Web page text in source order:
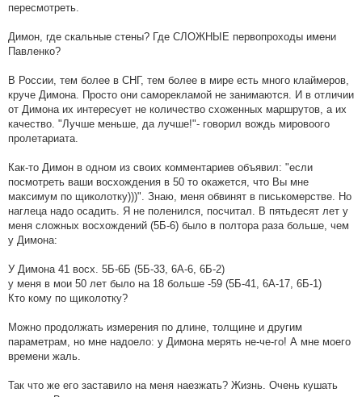
пересмотреть.
Димон, где скальные стены? Где СЛОЖНЫЕ первопроходы имени
Павленко?
В России, тем более в СНГ, тем более в мире есть много клаймеров,
круче Димона. Просто они саморекламой не занимаются. И в отличии
от Димона их интересует не количество схоженных маршрутов, а их
качество. "Лучше меньше, да лучше!"- говорил вождь мировоого
пролетариата.
Как-то Димон в одном из своих комментариев объявил: "если
посмотреть ваши восхождения в 50 то окажется, что Вы мне
максимум по щиколотку)))". Знаю, меня обвинят в писькомерстве. Но
наглеца надо осадить. Я не поленился, посчитал. В пятьдесят лет у
меня сложных восхождений (5Б-6) было в полтора раза больше, чем
у Димона:
У Димона 41 восх. 5Б-6Б (5Б-33, 6А-6, 6Б-2)
у меня в мои 50 лет было на 18 больше -59 (5Б-41, 6А-17, 6Б-1)
Кто кому по щиколотку?
Можно продолжать измерения по длине, толщине и другим
параметрам, но мне надоело: у Димона мерять не-че-го! А мне моего
времени жаль.
Так что же его заставило на меня наезжать? Жизнь. Очень кушать